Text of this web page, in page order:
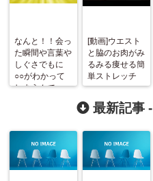
なんと！！会っ
た瞬間や言葉や
しぐさでもに
○○がわかって
しまうんで
[動画]ウエスト
と脇のお肉がみ
るみる痩せる簡
単ストレッチ
最新記事 -